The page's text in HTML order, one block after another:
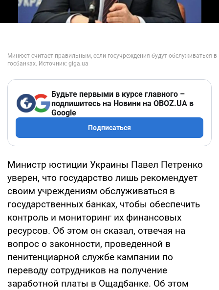
Будьте первыми в курсе главного –
подпишитесь на Новини на OBOZ.UA в
Google
Подписаться
Министр юстиции Украины Павел Петренко
уверен, что государство лишь рекомендует
своим учреждениям обслуживаться в
государственных банках, чтобы обеспечить
контроль и мониторинг их финансовых
ресурсов. Об этом он сказал, отвечая на
вопрос о законности, проведенной в
пенитенциарной службе кампании по
переводу сотрудников на получение
заработной платы в Ощадбанке. Об этом